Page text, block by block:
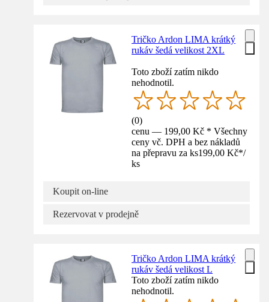
Tričko Ardon LIMA krátký
rukáv šedá velikost 2XL
Toto zboží zatím nikdo
nehodnotil.
(0)
cenu — 199,00 Kč * Všechny
ceny vč. DPH a bez nákladů
na přepravu za ks199,00 Kč*/
ks
Koupit on-line
Rezervovat v prodejně
Tričko Ardon LIMA krátký
rukáv šedá velikost L
Toto zboží zatím nikdo
nehodnotil.